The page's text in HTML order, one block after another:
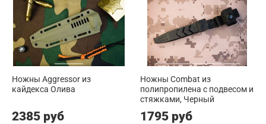
Ножны Aggressor из
кайдекса Олива
2385 руб
Ножны Combat из
полипропилена с подвесом и
стяжками, Черный
1795 руб